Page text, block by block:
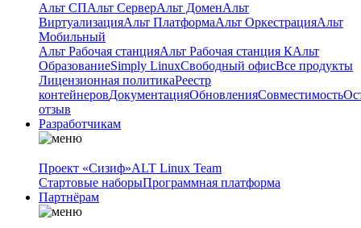
Альт СПАльт СерверАльт ДоменАльт
ВиртуализацияАльт ПлатформаАльт ОркестрацияАльт
Мобильный
Альт Рабочая станцияАльт Рабочая станция КАльт
ОбразованиеSimply LinuxСвободный офисВсе продукты
Лицензионная политикаРеестр
контейнеровДокументацияОбновленияСовместимость
отзыв
Разработчикам
Проект «Сизиф»ALT Linux Team
Стартовые наборыПрограммная платформа
Партнёрам